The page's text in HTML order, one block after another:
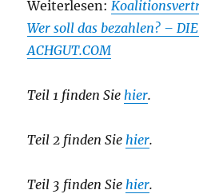
Weiterlesen:
Wer soll das bezahlen? – DIE
ACHGUT.COM
Teil 1 finden Siehier.
Teil 2 finden Siehier.
Teil 3 finden Siehier.